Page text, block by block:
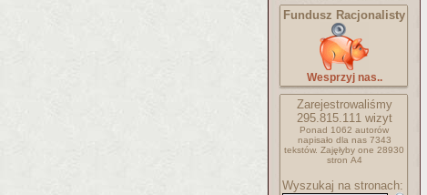
Fundusz Racjonalisty
Wesprzyj nas..
Zarejestrowaliśmy
295.815.111wizyt
Ponad 1062 autorów
napisało dla nas 7343
tekstów. Zajęłyby one 28930
stron A4
Wyszukaj na stronach: